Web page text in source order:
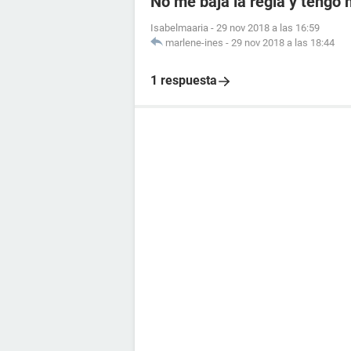
Isabelmaaria - 29 nov 2018 a las 16:59
marlene-ines - 29 nov 2018 a las 18:44
1 respuesta